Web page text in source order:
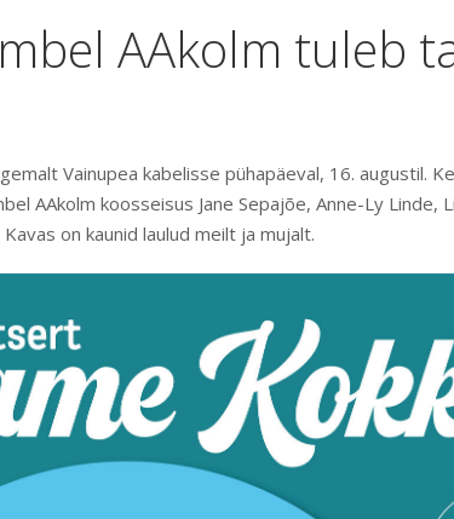
AAkolm tuleb
Vainupea kabelisse pühapäeval, 16. augustil.
AAkolm koosseisus Jane Sepajõe, Anne-Ly Linde,
on kaunid laulud meilt ja mujalt.